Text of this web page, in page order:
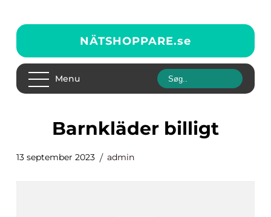
NÄTSHOPPARE.se
Menu
barnkläder billigt
13 september 2023 admin